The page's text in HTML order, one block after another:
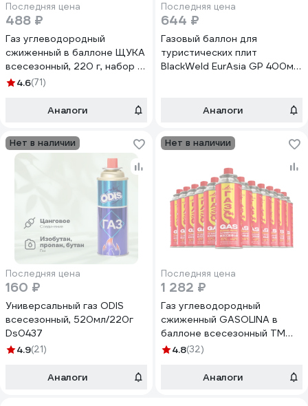
Последняя цена
488 ₽
Газ углеводородный
сжиженный в баллоне ЩУКА
всесезонный, 220 г, набор 4
штуки ЩКг-10/0-220-Т04
4.6(71)
Аналоги
Последняя цена
644 ₽
Газовый баллон для
туристических плит
BlackWeld EurAsia GP 400мл
Аналоги
Нет в наличии
Последняя цена
160 ₽
Универсальный газ ODIS
всесезонный, 520мл/220г
Ds0437
4.9(21)
Аналоги
Нет в наличии
Последняя цена
1 282 ₽
Газ углеводородный
сжиженный GASOLINA в
баллоне всесезонный ТМ
220г, набор 12 штук
4.8(32)
Аналоги